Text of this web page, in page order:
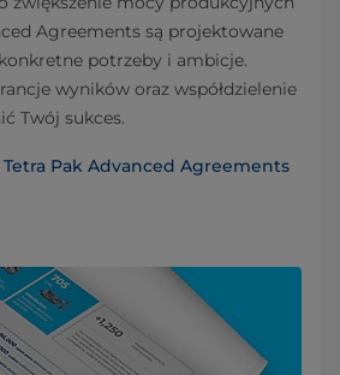
Agreements są projektowane
potrzeby i ambicje.
wyników oraz współdzielenie
Twój sukces.
Pak Advanced Agreements